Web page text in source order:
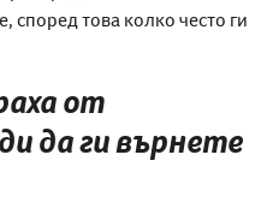
според това колко често ги
а от
да ги върнете